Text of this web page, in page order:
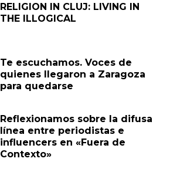
RELIGION IN CLUJ: LIVING IN
THE ILLOGICAL
Te escuchamos. Voces de
quienes llegaron a Zaragoza
para quedarse
Reflexionamos sobre la difusa
línea entre periodistas e
influencers en «Fuera de
Contexto»